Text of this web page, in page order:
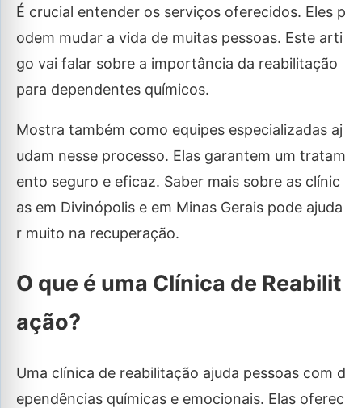
É crucial entender os serviços oferecidos. Eles p
odem mudar a vida de muitas pessoas. Este arti
go vai falar sobre a importância da reabilitação
para dependentes químicos.
Mostra também como equipes especializadas aj
udam nesse processo. Elas garantem um tratam
ento seguro e eficaz. Saber mais sobre as clínic
as em Divinópolis e em Minas Gerais pode ajuda
r muito na recuperação.
O que é uma Clínica de Reabilit
ação?
Uma clínica de reabilitação ajuda pessoas com d
ependências químicas e emocionais. Elas oferec